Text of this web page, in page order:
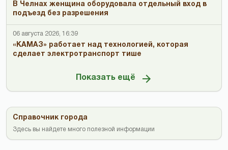
В Челнах женщина оборудовала отдельный вход в
подъезд без разрешения
06 августа 2026, 16:39
«КАМАЗ» работает над технологией, которая
сделает электротранспорт тише
Показать ещё
Справочник города
Здесь вы найдете много полезной информации